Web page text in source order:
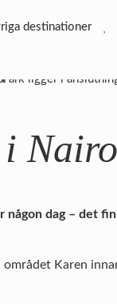
destinationer
i
dag – det
Karen